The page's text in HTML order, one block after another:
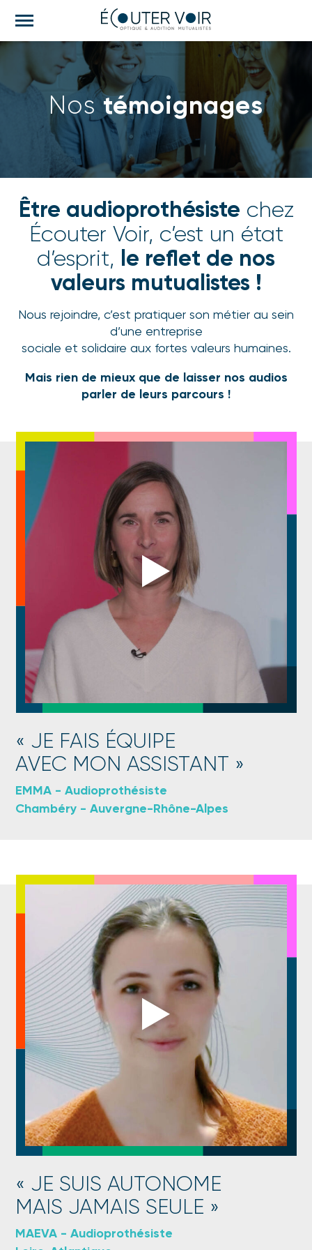
e
Nostémoignages
Être audioprothésiste chez
Écouter Voir, c’est un état
d’esprit, le reflet de nos
valeurs mutualistes !
Nous rejoindre, c’est pratiquer son métier au sein
d’une entreprise
sociale et solidaire aux fortes valeurs humaines.
Mais rien de mieux que de laisser nos audios
parler de leurs parcours !
JE FAIS ÉQUIPE
AVEC MON ASSISTANT
EMMA - Audioprothésiste
Chambéry - Auvergne-Rhône-Alpes
JE SUIS AUTONOME
MAIS JAMAIS SEULE
MAEVA - Audioprothésiste